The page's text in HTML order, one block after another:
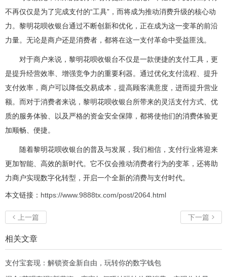
不再仅仅是为了完成支付的“工具”，而将成为推动消费升级的核心动
力。黎明花呗收银台通过不断创新和优化，正在成为这一变革的前沿
力量。无论是商户还是消费者，都将在这一支付革命中受益匪浅。
对于商户来说，黎明花呗收银台不仅是一款便捷的支付工具，更
是提升经营效率、增强竞争力的重要利器。通过优化支付流程、提升
支付效率，商户可以降低交易成本，提高顾客满意度，进而提升营业
额。而对于消费者来说，黎明花呗收银台所带来的灵活支付方式、优
质的服务体验、以及严格的资金安全保障，都将使他们的消费体验更
加顺畅、便捷。
随着黎明花呗收银台的普及与发展，我们相信，支付行业将迎来
更加智能、高效的新时代。它不仅会推动消费者行为的变革，还将助
力商户实现数字化转型，开启一个全新的消费与支付时代。
本文链接： https://www.9888tx.com/post/2064.html
 上一篇 下一篇 
相关文章
支付宝套现：解锁资金新自由，玩转你的数字钱包